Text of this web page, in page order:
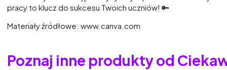
pracy to klucz do sukcesu Twoich uczniów! 🔑
Materiały źródłowe: www.canva.com
Poznaj inne produkty od